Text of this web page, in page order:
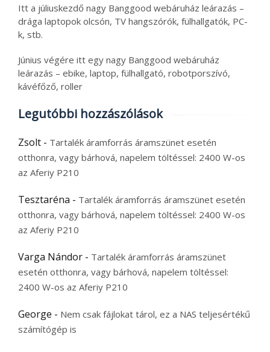
Itt a júliuskezdő nagy Banggood webáruház leárazás –
drága laptopok olcsón, TV hangszórók, fülhallgatók, PC-
k, stb.
Június végére itt egy nagy Banggood webáruház
leárazás – ebike, laptop, fülhallgató, robotporszívó,
kávéfőző, roller
Legutóbbi hozzászólások
Zsolt - Tartalék áramforrás áramszünet esetén
otthonra, vagy bárhová, napelem töltéssel: 2400 W-os
az Aferiy P210
Tesztaréna - Tartalék áramforrás áramszünet esetén
otthonra, vagy bárhová, napelem töltéssel: 2400 W-os
az Aferiy P210
Varga Nándor - Tartalék áramforrás áramszünet
esetén otthonra, vagy bárhová, napelem töltéssel:
2400 W-os az Aferiy P210
George - Nem csak fájlokat tárol, ez a NAS teljesértékű
számítógép is